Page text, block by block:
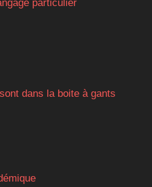
particulier
dans la boite à gants